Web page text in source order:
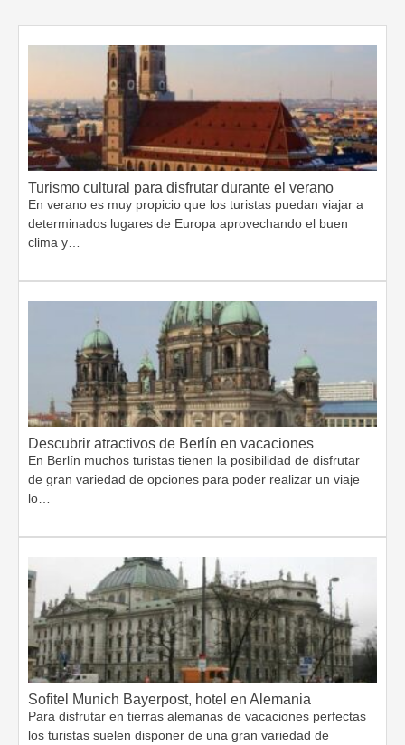
Turismo cultural para disfrutar durante el verano
En verano es muy propicio que los turistas puedan viajar a
determinados lugares de Europa aprovechando el buen
clima y…
Descubrir atractivos de Berlín en vacaciones
En Berlín muchos turistas tienen la posibilidad de disfrutar
de gran variedad de opciones para poder realizar un viaje
lo…
Sofitel Munich Bayerpost, hotel en Alemania
Para disfrutar en tierras alemanas de vacaciones perfectas
los turistas suelen disponer de una gran variedad de